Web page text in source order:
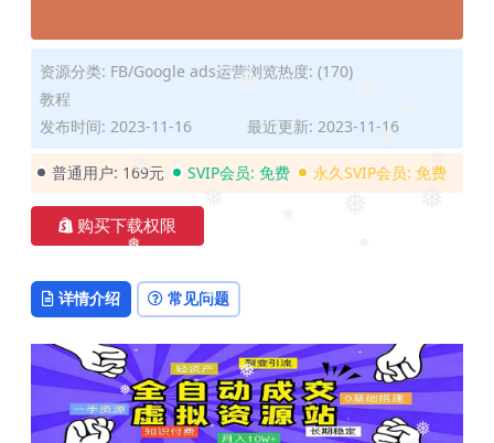
❅
❅
❅
❅
❅
❅
❅
❅
❅
资源分类: FB/Google ads运营
教程
浏览热度: (170)
发布时间: 2023-11-16 最近更新: 2023-11-16
普通用户: 169元 SVIP会员: 免费 永久SVIP会员: 免费
购买下载权限
详情介绍 常见问题